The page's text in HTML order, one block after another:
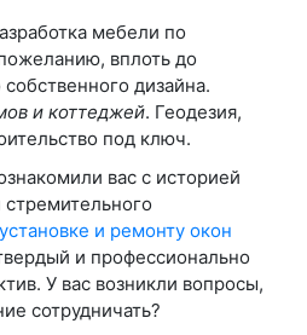
мебели по
вплоть до
дизайна.
и коттеджей. Геодезия,
под ключ.
вас с историей
стремительного
и ремонту окон
и профессионально
У вас возникли вопросы,
сотрудничать?